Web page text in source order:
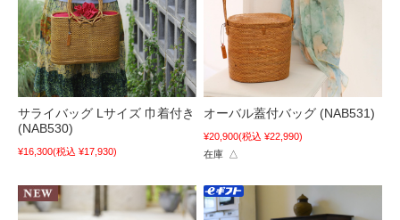
サライバッグ Lサイズ 巾着付き
(NAB530)
¥16,300(税込 ¥17,930)
オーバル蓋付バッグ (NAB531)
¥20,900(税込 ¥22,990)
在庫 △